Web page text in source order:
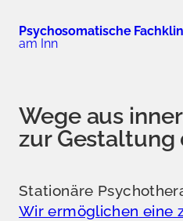
Inhalt
Psychosomatische
am Inn
Wege aus
zur Gestaltung
Stationäre
Wir ermöglichen eine